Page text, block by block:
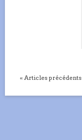
« Articles précédents